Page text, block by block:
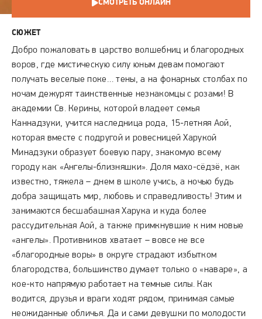
СМОТРЕТЬ ОНЛАЙН
СЮЖЕТ
Добро пожаловать в царство волшебниц и благородных
воров, где мистическую силу юным девам помогают
получать веселые поке… тены, а на фонарных столбах по
ночам дежурят таинственные незнакомцы с розами! В
академии Св. Керины, которой владеет семья
Каннадзуки, учится наследница рода, 15-летняя Аой,
которая вместе с подругой и ровесницей Харукой
Минадзуки образует боевую пару, знакомую всему
городу как «Ангелы-близняшки». Доля махо-сёдзё, как
известно, тяжела – днем в школе учись, а ночью будь
добра защищать мир, любовь и справедливость! Этим и
занимаются бесшабашная Харука и куда более
рассудительная Аой, а также примкнувшие к ним новые
«ангелы». Противников хватает – вовсе не все
«благородные воры» в округе страдают избытком
благородства, большинство думает только о «наваре», а
кое-кто напрямую работает на темные силы. Как
водится, друзья и враги ходят рядом, принимая самые
неожиданные обличья. Да и сами девушки по молодости